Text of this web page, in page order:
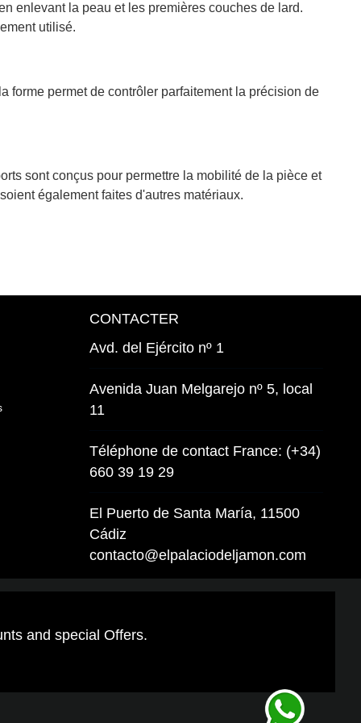
enlevant la peau et les premières couches de lard.
utilisé.
forme permet de contrôler parfaitement la précision de
sont conçus pour permettre la mobilité de la pièce et
également faites d'autres matériaux.
CONTACTER
Avd. del Ejército nº 1
Avenida Juan Melgarejo nº 5, local
11
Téléphone de contact France: (+34)
660 39 19 29
El Puerto de Santa María, 11500
Cádiz
contacto@elpalaciodeljamon.com
and special Offers.